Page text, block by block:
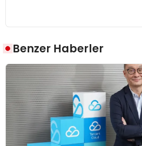
Benzer Haberler